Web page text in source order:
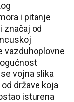
i pitanje
značaj od
vazduhoplovne
vojna slika
države koja
isturena